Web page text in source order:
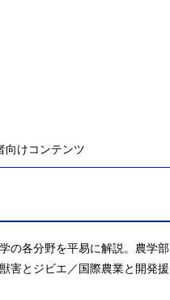
向けコンテンツ
の各分野を平易に解説。農学部
害とジビエ／国際農業と開発援